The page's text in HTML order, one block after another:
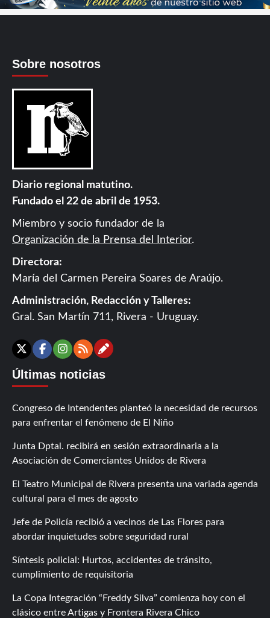
Sobre nosotros
Diario regional matutino.
Fundado el 22 de abril de 1953.
Miembro y socio fundador de la
Organización de la Prensa del Interior.
Directora:
María del Carmen Pereira Soares de Araújo.
Administración, Redacción y Talleres:
Gral. San Martín 711, Rivera - Uruguay.
X Facebook
Instagram
RSSContáctanos
Últimas noticias
Congreso de Intendentes planteó la necesidad de recursos
para enfrentar el fenómeno de El Niño
Junta Dptal. recibirá en sesión extraordinaria a la
Asociación de Comerciantes Unidos de Rivera
El Teatro Municipal de Rivera presenta una variada agenda
cultural para el mes de agosto
Jefe de Policía recibió a vecinos de Las Flores para
abordar inquietudes sobre seguridad rural
Síntesis policial: Hurtos, accidentes de tránsito,
cumplimiento de requisitoria
La Copa Integración “Freddy Silva” comienza hoy con el
clásico entre Artigas y Frontera Rivera Chico